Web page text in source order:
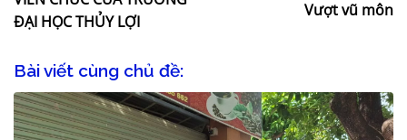
ĐẠI HỌC THỦY LỢI
Vượt vũ môn
Bài viết cùng chủ đề: